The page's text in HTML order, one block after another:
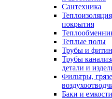
Сантехника
покрытия
Теплые полы
Трубы и
Трубы
детали и
Фильтры,
Баки и емкости